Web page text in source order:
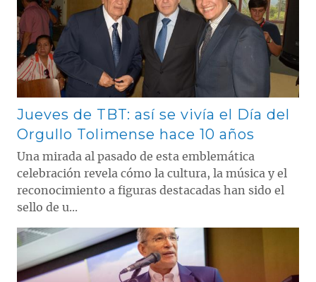
Jueves de TBT: así se vivía el Día del
Orgullo Tolimense hace 10 años
Una mirada al pasado de esta emblemática
celebración revela cómo la cultura, la música y el
reconocimiento a figuras destacadas han sido el
sello de u...
Contenido multimedia principal